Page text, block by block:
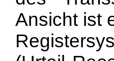
Ansicht ist